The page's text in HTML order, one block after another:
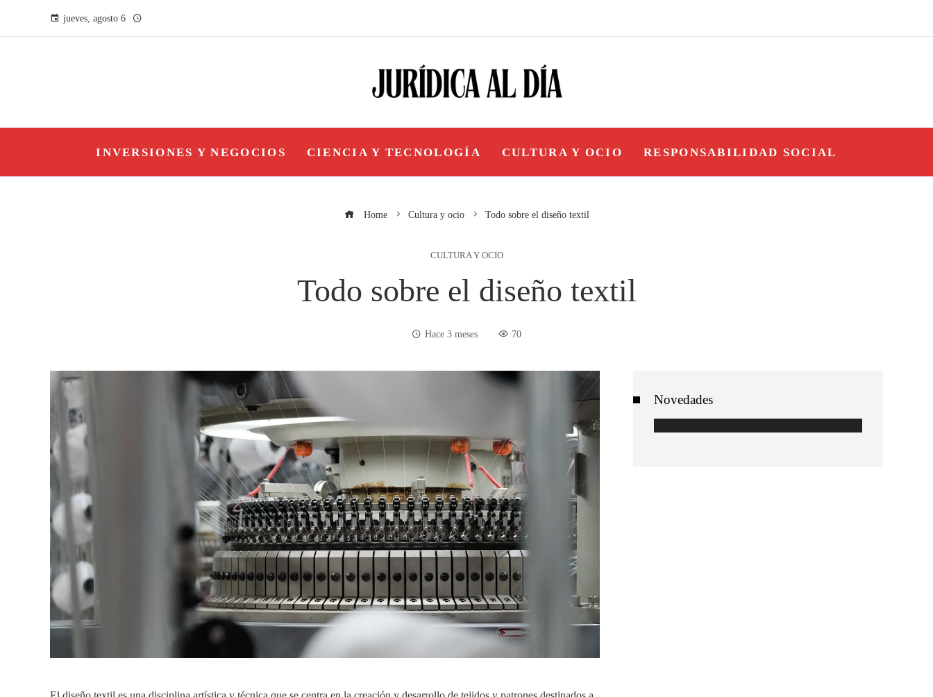
jueves, agosto 6
INVERSIONES Y NEGOCIOS CIENCIA Y TECNOLOGÍA CULTURA Y OCIO RESPONSABILIDAD SOCIAL
Home Cultura y ocio Todo sobre el diseño textil
CULTURA Y OCIO
Todo sobre el diseño textil
Hace 3 meses 70
Novedades